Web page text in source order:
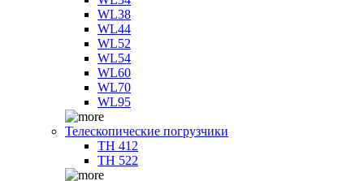
WL38
WL44
WL52
WL54
WL60
WL70
WL95
Телескопические погрузчики
TH 412
TH 522